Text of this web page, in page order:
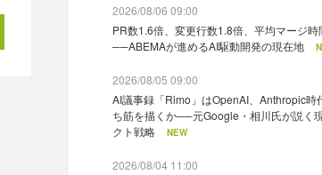
2026/08/06 09:00
PR数1.6倍、変更行数1.8倍、平均マージ
──ABEMAが進めるAI駆動開発の現在地
2026/08/05 09:00
AI議事録「Rimo」はOpenAI、Anthropic時
ち筋を描くか──元Google・相川氏が説く
クト戦略
NEW
2026/08/04 11:00